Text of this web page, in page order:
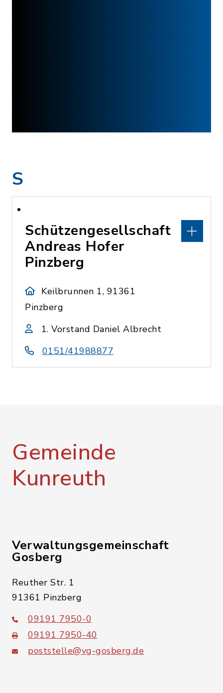
S
Schützengesellschaft
Andreas Hofer
Pinzberg
Keilbrunnen 1, 91361
Pinzberg
1. Vorstand Daniel Albrecht
0151/41988877
Gemeinde
Kunreuth
Verwaltungsgemeinschaft
Gosberg
Reuther Str. 1
91361 Pinzberg
09191 7950-0
09191 7950-40
poststelle@vg-gosberg.de